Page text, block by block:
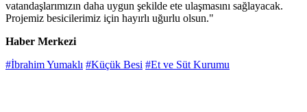
vatandaşlarımızın daha uygun şekilde ete ulaşmasını sağlayacak.
Projemiz besicilerimiz için hayırlı uğurlu olsun."
Haber Merkezi
#İbrahim Yumaklı #Küçük Besi #Et ve Süt Kurumu